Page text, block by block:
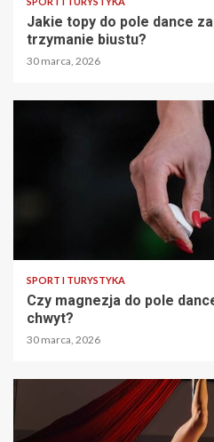
Jakie topy do pole dance
trzymanie biustu?
30 marca, 2026
SPORT I TURYSTYKA
Czy magnezja do pole
chwyt?
30 marca, 2026